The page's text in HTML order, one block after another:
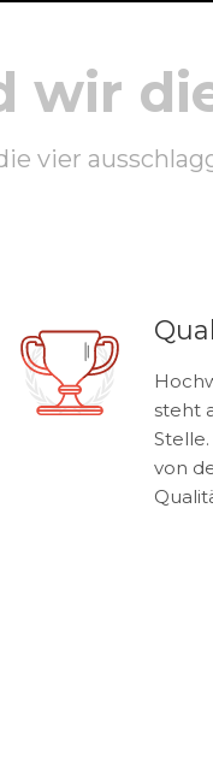
wir
vier
steht
von